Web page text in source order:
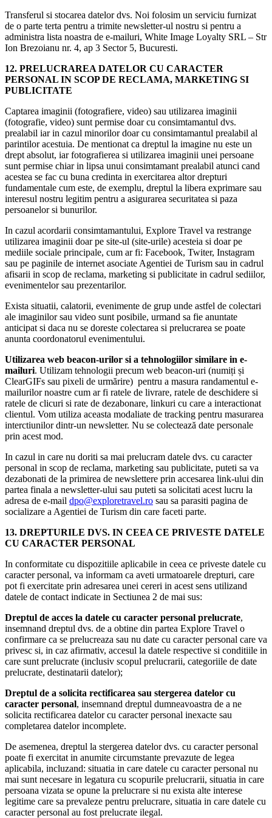
Transferul si stocarea datelor dvs. Noi folosim un serviciu furnizat
de o parte terta pentru a trimite newsletter-ul nostru si pentru a
administra lista noastra de e-mailuri, White Image Loyalty SRL – Str
Ion Brezoianu nr. 4, ap 3 Sector 5, Bucuresti.
12. PRELUCRAREA DATELOR CU CARACTER
PERSONAL IN SCOP DE RECLAMA, MARKETING SI
PUBLICITATE
Captarea imaginii (fotografiere, video) sau utilizarea imaginii
(fotografie, video) sunt permise doar cu consimtamantul dvs.
prealabil iar in cazul minorilor doar cu consimtamantul prealabil al
parintilor acestuia. De mentionat ca dreptul la imagine nu este un
drept absolut, iar fotografierea si utilizarea imaginii unei persoane
sunt permise chiar in lipsa unui consimtamant prealabil atunci cand
acestea se fac cu buna credinta in exercitarea altor drepturi
fundamentale cum este, de exemplu, dreptul la libera exprimare sau
interesul nostru legitim pentru a asigurarea securitatea si paza
persoanelor si bunurilor.
In cazul acordarii consimtamantului, Explore Travel va restrange
utilizarea imaginii doar pe site-ul (site-urile) acesteia si doar pe
mediile sociale principale, cum ar fi: Facebook, Twiter, Instagram
sau pe paginile de internet asociate Agentiei de Turism sau in cadrul
afisarii in scop de reclama, marketing si publicitate in cadrul sediilor,
evenimentelor sau prezentarilor.
Exista situatii, calatorii, evenimente de grup unde astfel de colectari
ale imaginilor sau video sunt posibile, urmand sa fie anuntate
anticipat si daca nu se doreste colectarea si prelucrarea se poate
anunta coordonatorul evenimentului.
Utilizarea web beacon-urilor si a tehnologiilor similare in e-
mailuri. Utilizam tehnologii precum web beacon-uri (numiți și
ClearGIFs sau pixeli de urmărire) pentru a masura randamentul e-
mailurilor noastre cum ar fi ratele de livrare, ratele de deschidere si
ratele de clicuri si rate de dezabonare, linkuri cu care a interactionat
clientul. Vom utiliza aceasta modaliate de tracking pentru masurarea
interctiunilor dintr-un newsletter. Nu se colectează date personale
prin acest mod.
In cazul in care nu doriti sa mai prelucram datele dvs. cu caracter
personal in scop de reclama, marketing sau publicitate, puteti sa va
dezabonati de la primirea de newslettere prin accesarea link-ului din
partea finala a newsletter-ului sau puteti sa solicitati acest lucru la
adresa de e-mail dpo@exploretravel.ro sau sa parasiti pagina de
socializare a Agentiei de Turism din care faceti parte.
13. DREPTURILE DVS. IN CEEA CE PRIVESTE DATELE
CU CARACTER PERSONAL
In conformitate cu dispozitiile aplicabile in ceea ce priveste datele cu
caracter personal, va informam ca aveti urmatoarele drepturi, care
pot fi exercitate prin adresarea unei cereri in acest sens utilizand
datele de contact indicate in Sectiunea 2 de mai sus:
Dreptul de acces la datele cu caracter personal prelucrate,
insemnand dreptul dvs. de a obtine din partea Explore Travel o
confirmare ca se prelucreaza sau nu date cu caracter personal care va
privesc si, in caz afirmativ, accesul la datele respective si conditiile in
care sunt prelucrate (inclusiv scopul prelucrarii, categoriile de date
prelucrate, destinatarii datelor);
Dreptul de a solicita rectificarea sau stergerea datelor cu
caracter personal, insemnand dreptul dumneavoastra de a ne
solicita rectificarea datelor cu caracter personal inexacte sau
completarea datelor incomplete.
De asemenea, dreptul la stergerea datelor dvs. cu caracter personal
poate fi exercitat in anumite circumstante prevazute de legea
aplicabila, incluzand: situatia in care datele cu caracter personal nu
mai sunt necesare in legatura cu scopurile prelucrarii, situatia in care
persoana vizata se opune la prelucrare si nu exista alte interese
legitime care sa prevaleze pentru prelucrare, situatia in care datele cu
caracter personal au fost prelucrate ilegal.